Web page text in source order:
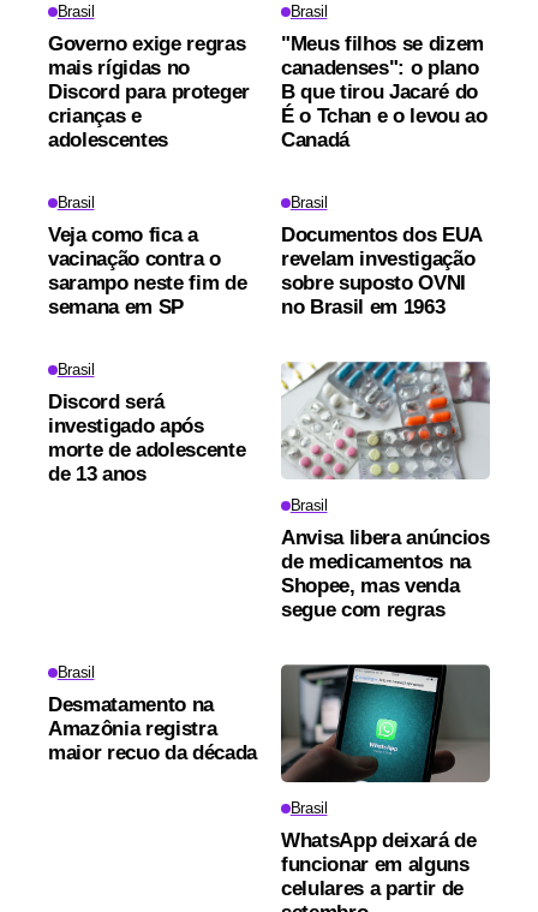
Brasil
Governo exige regras
mais rígidas no
Discord para proteger
crianças e
adolescentes
Brasil
"Meus filhos se dizem
canadenses": o plano
B que tirou Jacaré do
É o Tchan e o levou ao
Canadá
Brasil
Veja como fica a
vacinação contra o
sarampo neste fim de
semana em SP
Brasil
Documentos dos EUA
revelam investigação
sobre suposto OVNI
no Brasil em 1963
Brasil
Discord será
investigado após
morte de adolescente
de 13 anos
Brasil
Anvisa libera anúncios
de medicamentos na
Shopee, mas venda
segue com regras
Brasil
Desmatamento na
Amazônia registra
maior recuo da década
Brasil
WhatsApp deixará de
funcionar em alguns
celulares a partir de